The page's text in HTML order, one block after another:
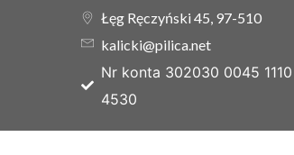
Łęg Ręczyński 45, 97-510
kalicki@pilica.net
Nr konta 302030 0045
4530